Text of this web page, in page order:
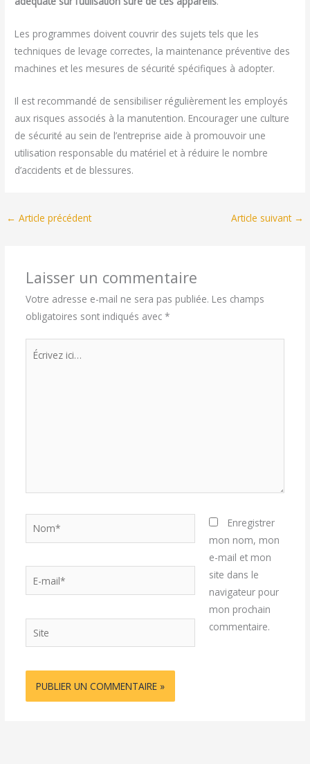
Les programmes doivent couvrir des sujets tels que les
techniques de levage correctes, la maintenance préventive des
machines et les mesures de sécurité spécifiques à adopter.
Il est recommandé de sensibiliser régulièrement les employés
aux risques associés à la manutention. Encourager une culture
de sécurité au sein de l’entreprise aide à promouvoir une
utilisation responsable du matériel et à réduire le nombre
d’accidents et de blessures.
← Article précédent Article suivant →
Laisser un commentaire
Votre adresse e-mail ne sera pas publiée. Les champs
obligatoires sont indiqués avec *
Écrivez
Nom*
mail*
Site
Enregistrer
mon nom, mon
e-mail et mon
site dans le
navigateur pour
mon prochain
commentaire.